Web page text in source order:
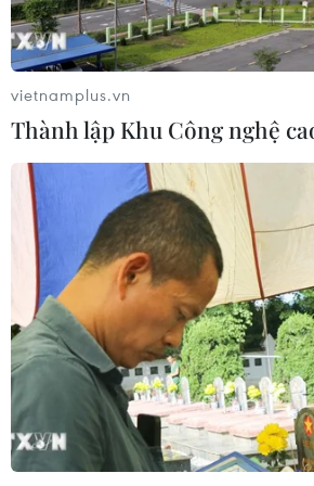
Xem thêm
CƠ QUAN CHỦ QUẢN: THÔNG TẤN XÃ VIỆT NAM
Tổng Biên tập: TRẦN TIẾN DUẨN
Phó Tổng Biên tập: NGUYỄN THỊ
THỦY
Sở hữu trí tuệ
Quy
Hỗ trợ
Ngôn ngữ
TTXVN
Quảng
vietnamplus.vn
Thành lập Khu Công nghệ